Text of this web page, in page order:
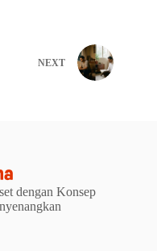
NEXT
dengan Konsep